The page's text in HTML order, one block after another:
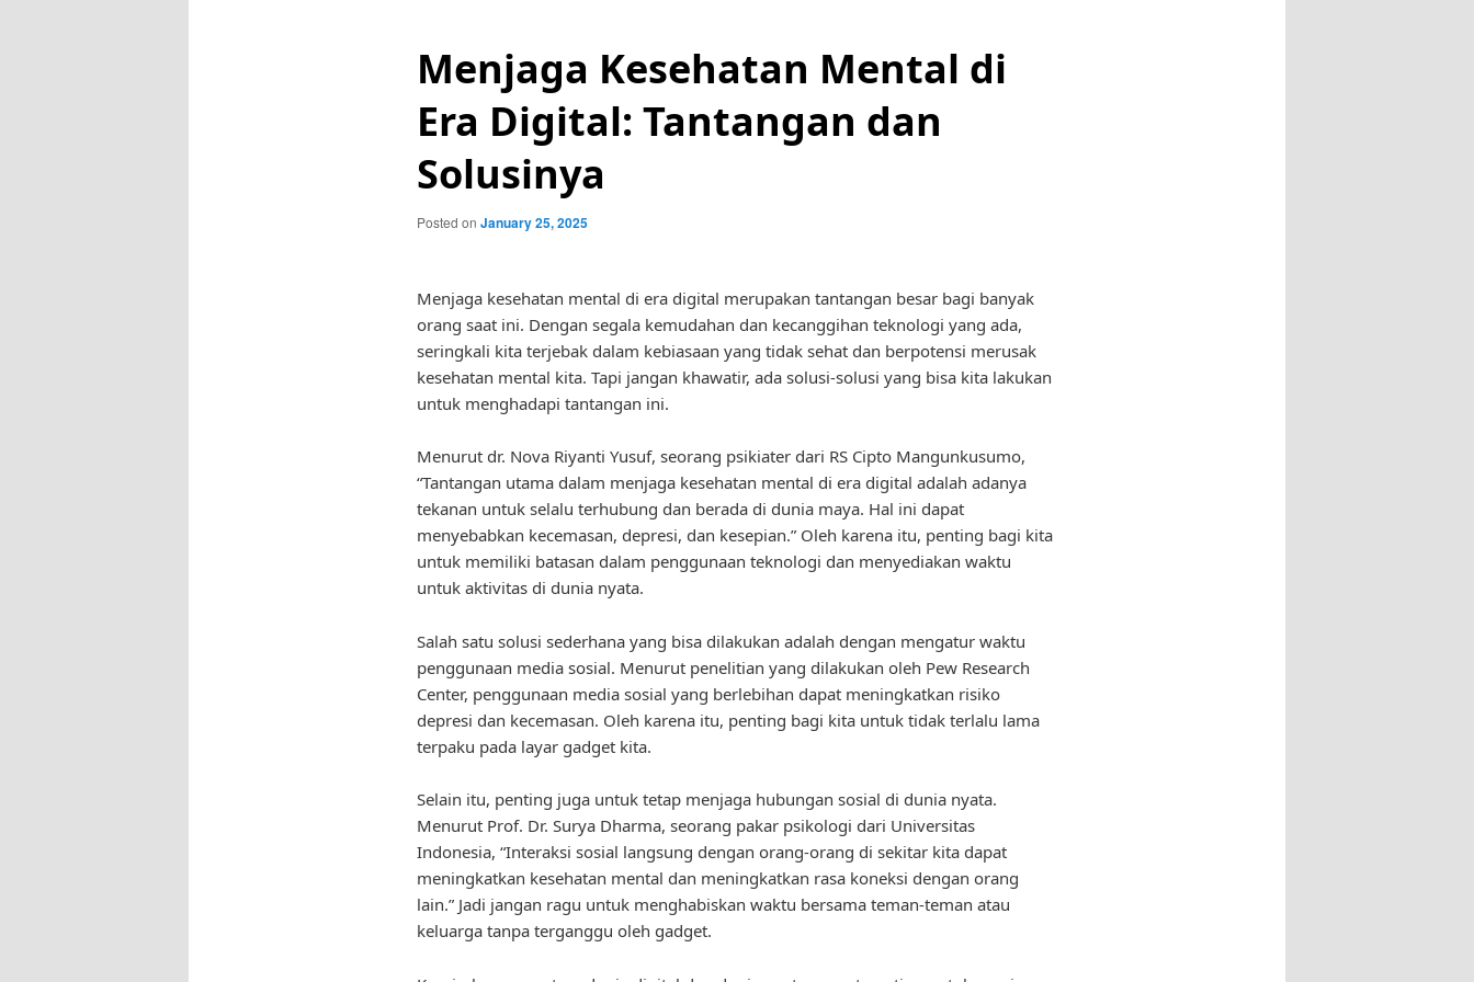
Menjaga Kesehatan Mental di
Era Digital: Tantangan dan
Solusinya
Posted on January 25, 2025
Menjaga kesehatan mental di era digital merupakan tantangan besar bagi banyak
orang saat ini. Dengan segala kemudahan dan kecanggihan teknologi yang ada,
seringkali kita terjebak dalam kebiasaan yang tidak sehat dan berpotensi merusak
kesehatan mental kita. Tapi jangan khawatir, ada solusi-solusi yang bisa kita lakukan
untuk menghadapi tantangan ini.
Menurut dr. Nova Riyanti Yusuf, seorang psikiater dari RS Cipto Mangunkusumo,
“Tantangan utama dalam menjaga kesehatan mental di era digital adalah adanya
tekanan untuk selalu terhubung dan berada di dunia maya. Hal ini dapat
menyebabkan kecemasan, depresi, dan kesepian.” Oleh karena itu, penting bagi kita
untuk memiliki batasan dalam penggunaan teknologi dan menyediakan waktu
untuk aktivitas di dunia nyata.
Salah satu solusi sederhana yang bisa dilakukan adalah dengan mengatur waktu
penggunaan media sosial. Menurut penelitian yang dilakukan oleh Pew Research
Center, penggunaan media sosial yang berlebihan dapat meningkatkan risiko
depresi dan kecemasan. Oleh karena itu, penting bagi kita untuk tidak terlalu lama
terpaku pada layar gadget kita.
Selain itu, penting juga untuk tetap menjaga hubungan sosial di dunia nyata.
Menurut Prof. Dr. Surya Dharma, seorang pakar psikologi dari Universitas
Indonesia, “Interaksi sosial langsung dengan orang-orang di sekitar kita dapat
meningkatkan kesehatan mental dan meningkatkan rasa koneksi dengan orang
lain.” Jadi jangan ragu untuk menghabiskan waktu bersama teman-teman atau
keluarga tanpa terganggu oleh gadget.